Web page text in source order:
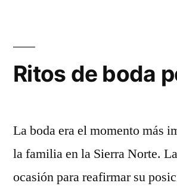
Ritos de boda
La boda era el momento más
la familia en la Sierra Norte.
ocasión para reafirmar su